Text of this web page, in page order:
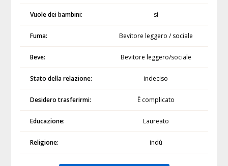
Vuole dei bambini: sì
Fuma: Bevitore leggero / sociale
Beve: Bevitore leggero/sociale
Stato della relazione: indeciso
Desidero trasferirmi: È complicato
Educazione: Laureato
Religione: indù